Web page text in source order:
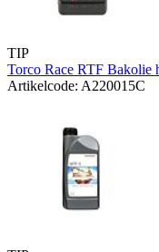
TIP
Torco Race RTF Bakolie
Artikelcode: A220015C